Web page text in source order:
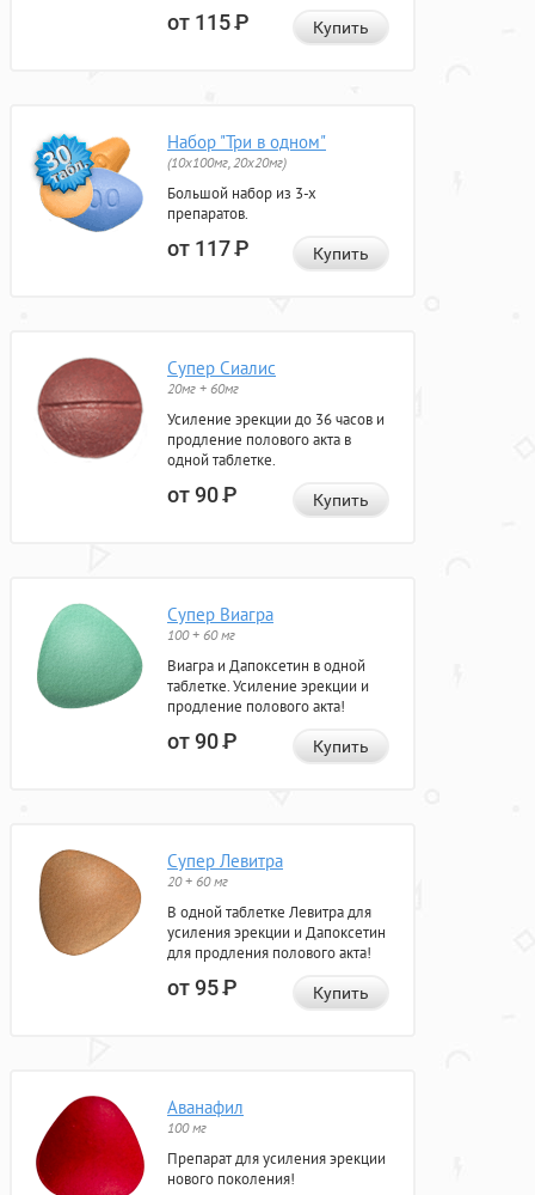
от 115Р Купить
Набор "Три в одном"
(10x100мг, 20x20мг)
Большой набор из 3-х
препаратов.
от 117Р Купить
Супер Сиалис
20мг + 60мг
Усиление эрекции до 36 часов и
продление полового акта в
одной таблетке.
от 90Р Купить
Супер Виагра
100 + 60 мг
Виагра и Дапоксетин в одной
таблетке. Усиление эрекции и
продление полового акта!
от 90Р Купить
Супер Левитра
20 + 60 мг
В одной таблетке Левитра для
усиления эрекции и Дапоксетин
для продления полового акта!
от 95Р Купить
Аванафил
100 мг
Препарат для усиления эрекции
нового поколения!